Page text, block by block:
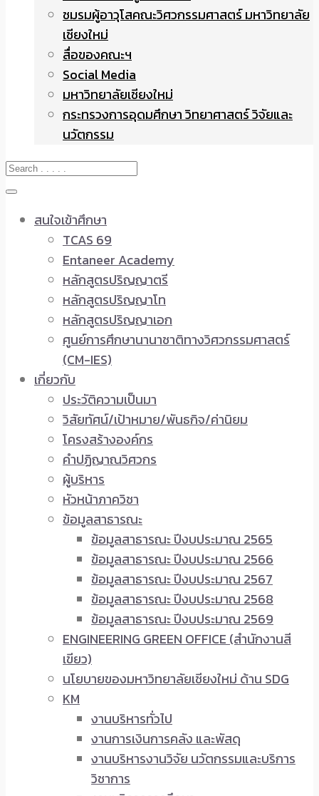
ชมรมผู้อาวุโสคณะวิศวกรรมศาสตร์ มหาวิทยาลัย
เชียงใหม่
สื่อของคณะฯ
Social Media
มหาวิทยาลัยเชียงใหม่
กระทรวงการอุดมศึกษา วิทยาศาสตร์ วิจัยและ
นวัตกรรม
สนใจเข้าศึกษา
TCAS 69
Entaneer Academy
หลักสูตรปริญญาตรี
หลักสูตรปริญญาโท
หลักสูตรปริญญาเอก
ศูนย์การศึกษานานาชาติทางวิศวกรรมศาสตร์
(CM-IES)
เกี่ยวกับ
ประวัติความเป็นมา
วิสัยทัศน์/เป้าหมาย/พันธกิจ/ค่านิยม
โครงสร้างองค์กร
คำปฏิญาณวิศวกร
ผู้บริหาร
หัวหน้าภาควิชา
ข้อมูลสาธารณะ
ข้อมูลสาธารณะ ปีงบประมาณ 2565
ข้อมูลสาธารณะ ปีงบประมาณ 2566
ข้อมูลสาธารณะ ปีงบประมาณ 2567
ข้อมูลสาธารณะ ปีงบประมาณ 2568
ข้อมูลสาธารณะ ปีงบประมาณ 2569
ENGINEERING GREEN OFFICE (สำนักงานสี
เขียว)
นโยบายของมหาวิทยาลัยเชียงใหม่ ด้าน SDG
KM
งานบริหารทั่วไป
งานการเงินการคลัง และพัสดุ
งานบริหารงานวิจัย นวัตกรรมและบริการ
วิชาการ